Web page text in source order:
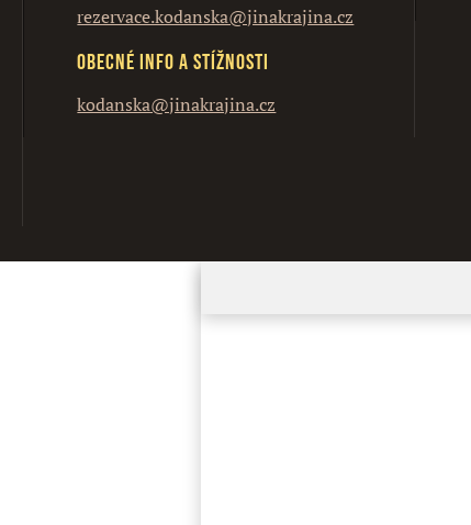
rezervace.kodanska@jinakrajina.cz
Obecné info a stížnosti
kodanska@jinakrajina.cz